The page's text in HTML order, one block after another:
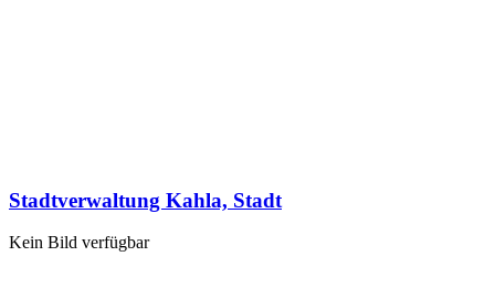
Stadtverwaltung Kahla, Stadt
Kein Bild verfügbar